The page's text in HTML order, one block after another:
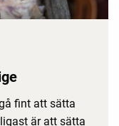
fint att sätta
är att sätta